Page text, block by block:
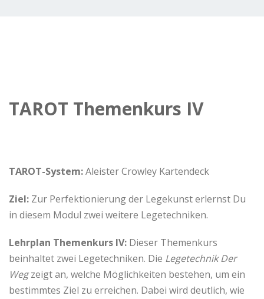
TAROT Themenkurs IV
TAROT-System:Aleister Crowley Kartendeck
Ziel: Zur Perfektionierung der Legekunst erlernst Du
in diesem Modul zwei weitere Legetechniken.
Lehrplan Themenkurs IV: Dieser Themenkurs
beinhaltet zwei Legetechniken. Die Legetechnik Der
Wegzeigt an, welche Möglichkeiten bestehen, um ein
bestimmtes Ziel zu erreichen. Dabei wird deutlich, wie